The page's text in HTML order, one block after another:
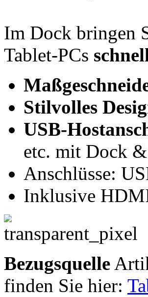
Im Dock bringen
Tablet-PCs
Stilvolles
USB-
etc. mit Dock
Anschlüsse:
Inklusive
Bezugsquelle
finden Sie hier: